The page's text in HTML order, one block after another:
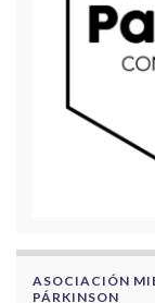
ASOCIACIÓN
PÁRKINSON